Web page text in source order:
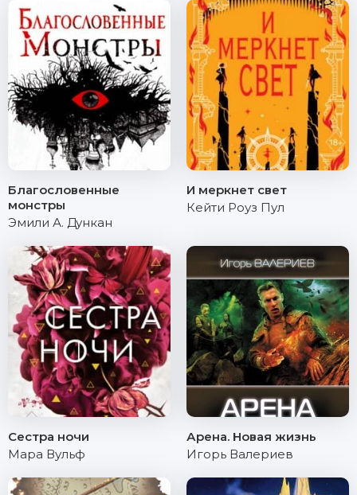
Благословенные
монстры
Эмили А. Дункан
И меркнет свет
Кейти Роуз Пул
Сестра ночи
Мара Вульф
Арена. Новая жизнь
Игорь Валериев